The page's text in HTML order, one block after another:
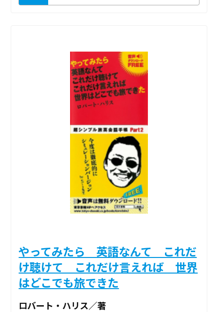
やってみたら 英語なんて これだ
け聴けて これだけ言えれば 世界
はどこでも旅できた
ロバート・ハリス／著